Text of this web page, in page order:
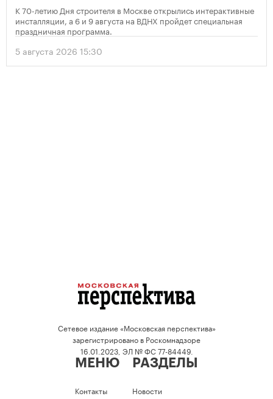
К 70-летию Дня строителя в Москве открылись интерактивные
инсталляции, а 6 и 9 августа на ВДНХ пройдет специальная
праздничная программа.
5 августа 2026 15:30
Сетевое издание «Московская перспектива»
зарегистрировано в Роскомнадзоре
16.01.2023, ЭЛ № ФС 77-84449.
МЕНЮ
Контакты
РАЗДЕЛЫ
Новости